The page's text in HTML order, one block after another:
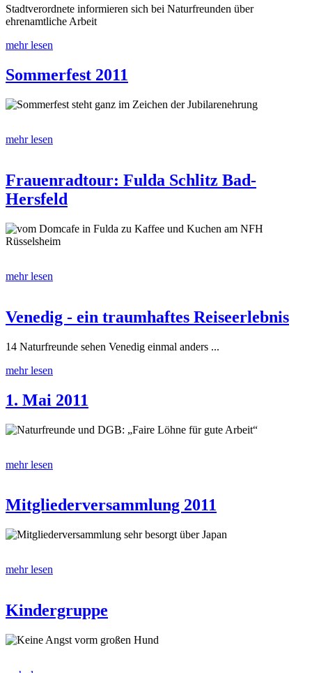
Stadtverordnete informieren sich bei Naturfreunden über
ehrenamtliche Arbeit
mehr lesen
Sommerfest 2011
Sommerfest steht ganz im Zeichen der Jubilarenehrung
mehr lesen
Frauenradtour: Fulda Schlitz Bad-
Hersfeld
vom Domcafe in Fulda zu Kaffee und Kuchen am NFH
Rüsselsheim
mehr lesen
Venedig - ein traumhaftes Reiseerlebnis
14 Naturfreunde sehen Venedig einmal anders ...
mehr lesen
1. Mai 2011
Naturfreunde und DGB: „Faire Löhne für gute Arbeit“
mehr lesen
Mitgliederversammlung 2011
Mitgliederversammlung sehr besorgt über Japan
mehr lesen
Kindergruppe
Keine Angst vorm großen Hund